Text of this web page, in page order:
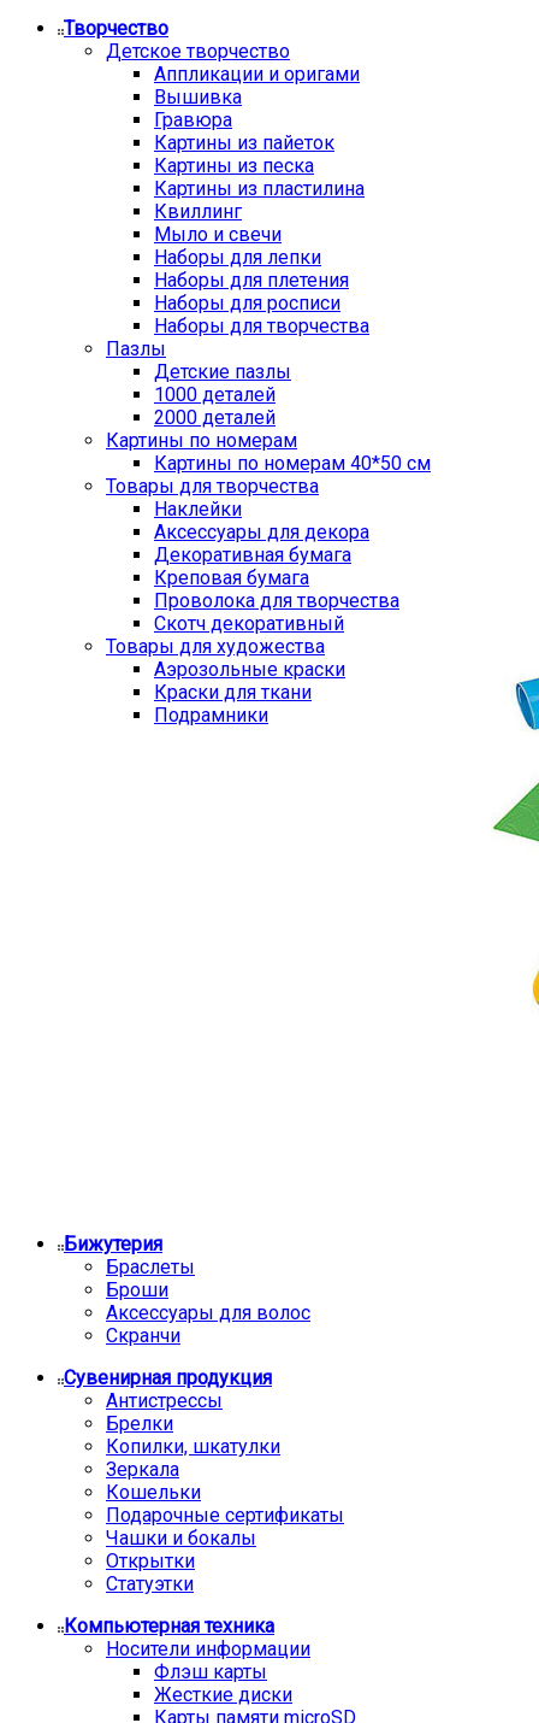
Творчество
Детское творчество
Аппликации и оригами
Вышивка
Гравюра
Картины из пайеток
Картины из песка
Картины из пластилина
Квиллинг
Мыло и свечи
Наборы для лепки
Наборы для плетения
Наборы для росписи
Наборы для творчества
Пазлы
Детские пазлы
1000 деталей
2000 деталей
Картины по номерам
Картины по номерам 40*50 см
Товары для творчества
Наклейки
Аксессуары для декора
Декоративная бумага
Креповая бумага
Проволока для творчества
Скотч декоративный
Товары для художества
Аэрозольные краски
Краски для ткани
Подрамники
Бижутерия
Браслеты
Броши
Аксессуары для волос
Скранчи
Сувенирная продукция
Антистрессы
Брелки
Копилки, шкатулки
Зеркала
Кошельки
Подарочные сертификаты
Чашки и бокалы
Открытки
Статуэтки
Компьютерная техника
Носители информации
Флэш карты
Жесткие диски
Карты памяти microSD